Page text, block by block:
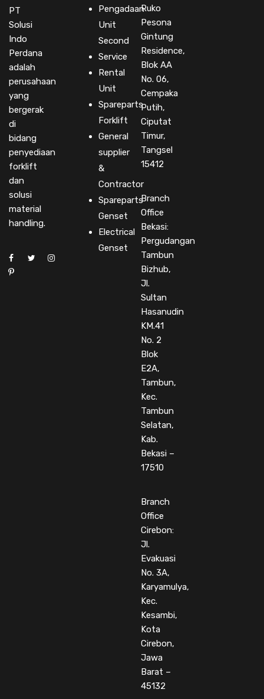
PT
Solusi
Indo
Perdana
adalah
perusahaan
yang
bergerak
di
bidang
penyediaan
forklift
dan
solusi
material
handling.
Pengadaan
Unit
Second
Service
Rental
Unit
Spareparts
Forklift
General
supplier
&
Contractor
Spareparts
Genset
Electrical
Genset
Ruko
Pesona
Gintung
Residence,
Blok AA
No. 06,
Cempaka
Putih,
Ciputat
Timur,
Tangsel
15412
Branch
Office
Bekasi:
Pergudangan
Tambun
Bizhub,
Jl.
Sultan
Hasanudin
KM.41
No. 2
Blok
E2A,
Tambun,
Kec.
Tambun
Selatan,
Kab.
Bekasi –
17510
Branch
Office
Cirebon:
Jl.
Evakuasi
No. 3A,
Karyamulya,
Kec.
Kesambi,
Kota
Cirebon,
Jawa
Barat –
45132